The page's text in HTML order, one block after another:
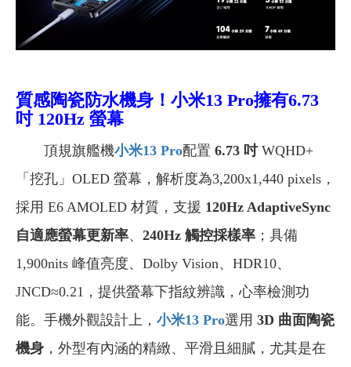
質感陶瓷防水機身！ 小米13 Pro擁有6.73
吋 120Hz 螢幕
頂規旗艦機小米13 Pro配置 6.73 吋WQHD+
「挖孔」OLED 螢幕，解析度為3,200x1,440 pixels，
採用 E6 AMOLED 材質，支援 120Hz AdaptiveSync
自適應螢幕更新率、 240Hz 觸控採樣率 ；具備
1,900nits 峰值亮度、Dolby Vision、HDR10、
JNCD≈0.21，提供螢幕下指紋辨識，心率檢測功
能。手機外觀設計上， 小米13 Pro選用 3D 曲面陶瓷
機身 ，外型有內涵的精緻、平滑且細膩，尤其是在